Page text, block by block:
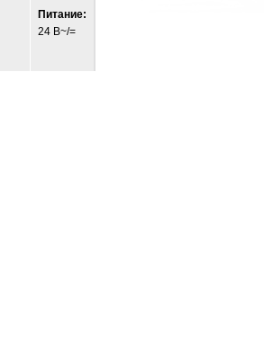
Питание:
24 В~/=